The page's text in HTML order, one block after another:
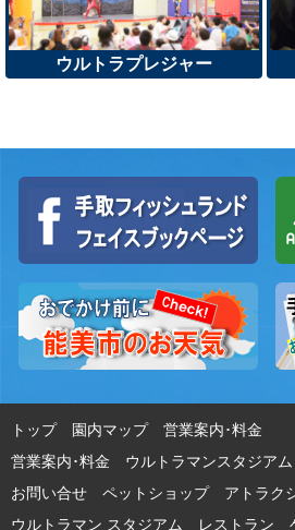
ウルトラプレジャー
トップ 園内マップ
営業案内･料金
営業案内･料金 ウルトラマンスタジアム
お問い合せ
ペットショップ アトラク
ウルトラマン スタジアム
レストラン